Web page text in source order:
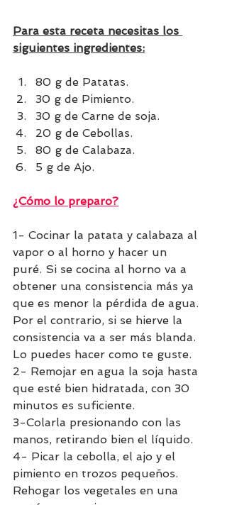
Para esta receta necesitas los
siguientes ingredientes:
80 g de Patatas.
30 g de Pimiento.
30 g de Carne de soja.
20 g de Cebollas.
80 g de Calabaza.
5 g de Ajo.
¿Cómo lo preparo?
1- Cocinar la patata y calabaza al
vapor o al horno y hacer un
puré. Si se cocina al horno va a
obtener una consistencia más ya
que es menor la pérdida de agua.
Por el contrario, si se hierve la
consistencia va a ser más blanda.
Lo puedes hacer como te guste.
2- Remojar en agua la soja hasta
que esté bien hidratada, con 30
minutos es suficiente.
3-Colarla presionando con las
manos, retirando bien el líquido.
4- Picar la cebolla, el ajo y el
pimiento en trozos pequeños.
Rehogar los vegetales en una